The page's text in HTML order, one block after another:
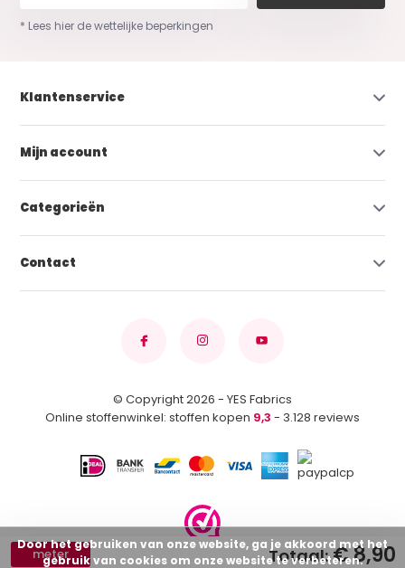
meter Totaal:€ 8,90
* Lees hier de wettelijke beperkingen
Klantenservice
Mijn account
Categorieën
Contact
© Copyright 2026 - YES Fabrics
Online stoffenwinkel: stoffen kopen 9,3 - 3.128 reviews
Door het gebruiken van onze website, ga je akkoord met het
gebruik van cookies om onze website te verbeteren.